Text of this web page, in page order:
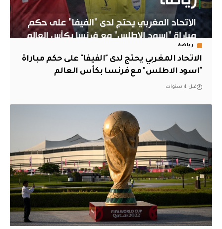
رياضة
الاتحاد المغربي يحتج لدى "الفيفا" على حكم مباراة
"اسود الاطلس" مع فرنسا بكأس العالم
قبل 4 سنوات